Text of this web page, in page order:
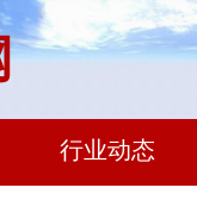
行业动态